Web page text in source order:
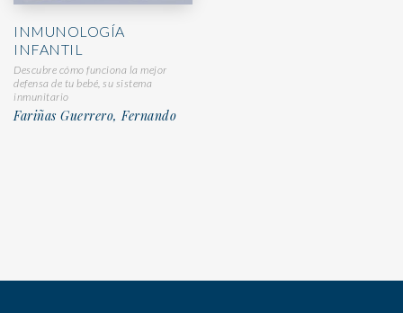
INMUNOLOGÍA
INFANTIL
Descubre cómo funciona la mejor
defensa de tu bebé, su sistema
inmunitario
Fariñas Guerrero, Fernando